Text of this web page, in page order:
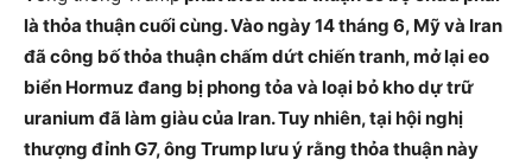
là thỏa thuận cuối cùng. Vào ngày 14 tháng 6, Mỹ và Iran
đã công bố thỏa thuận chấm dứt chiến tranh, mở lại eo
biển Hormuz đang bị phong tỏa và loại bỏ kho dự trữ
uranium đã làm giàu của Iran. Tuy nhiên, tại hội nghị
thượng đỉnh G7, ông Trump lưu ý rằng thỏa thuận này